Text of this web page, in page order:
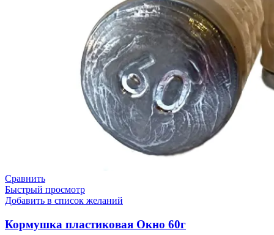
Сравнить
Быстрый просмотр
Добавить в список желаний
Кормушка пластиковая Окно 60г